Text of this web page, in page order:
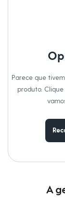
Camisas
Calças
Camisetas e
Casacos e
Bolsas e
Cintos
Carteiras
Parece que
produto.
A